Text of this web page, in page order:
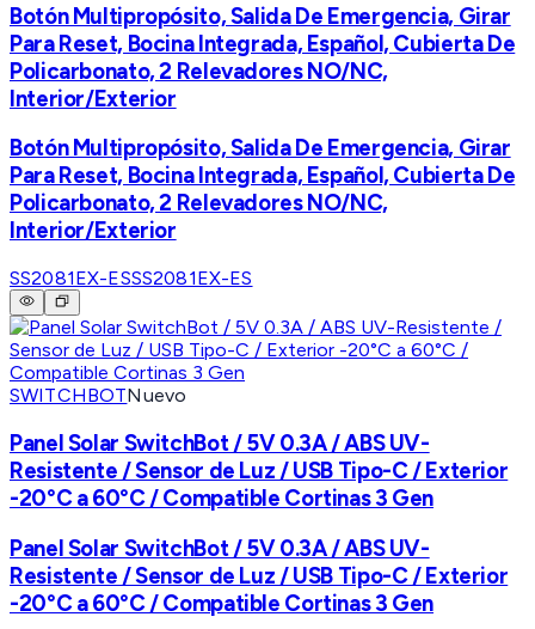
Botón Multipropósito, Salida De Emergencia, Girar
Para Reset, Bocina Integrada, Español, Cubierta De
Policarbonato, 2 Relevadores NO/NC,
Interior/Exterior
Botón Multipropósito, Salida De Emergencia, Girar
Para Reset, Bocina Integrada, Español, Cubierta De
Policarbonato, 2 Relevadores NO/NC,
Interior/Exterior
SS2081EX-ESSS2081EX-ES
SWITCHBOTNuevo
Panel Solar SwitchBot / 5V 0.3A / ABS UV-
Resistente / Sensor de Luz / USB Tipo-C / Exterior
-20°C a 60°C / Compatible Cortinas 3 Gen
Panel Solar SwitchBot / 5V 0.3A / ABS UV-
Resistente / Sensor de Luz / USB Tipo-C / Exterior
-20°C a 60°C / Compatible Cortinas 3 Gen